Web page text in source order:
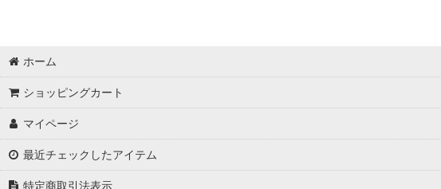
ホーム
ショッピングカート
マイページ
最近チェックしたアイテム
特定商取引法表示